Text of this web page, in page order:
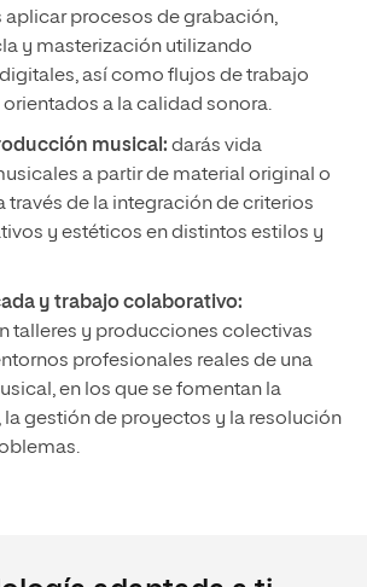
aplicar procesos de grabación,
y masterización utilizando
así como flujos de trabajo
a la calidad sonora.
musical: darás vida
a partir de material original o
través de la integración de criterios
y estéticos en distintos estilos y
y trabajo colaborativo:
talleres y producciones colectivas
profesionales reales de una
en los que se fomentan la
gestión de proyectos y la resolución